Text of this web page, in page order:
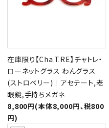
在庫限り【Cha.T.RE】チャトレ・
ローネットグラス わんグラス
(ストロベリー)｜アセテート,老
眼鏡,手持ちメガネ
8,800円(本体8,000円、税800
円)